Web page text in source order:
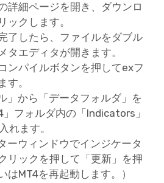
詳細ページを開き、ダウンロ
ックします。
了したら、ファイルをダブル
タエディタが開きます。
ンパイルボタンを押してexフ
す。
」から「データフォルダ」を
」フォルダ内の「Indicators」
れます。
ーウィンドウでインジケータ
リックを押して「更新」を押
はMT4を再起動します。）